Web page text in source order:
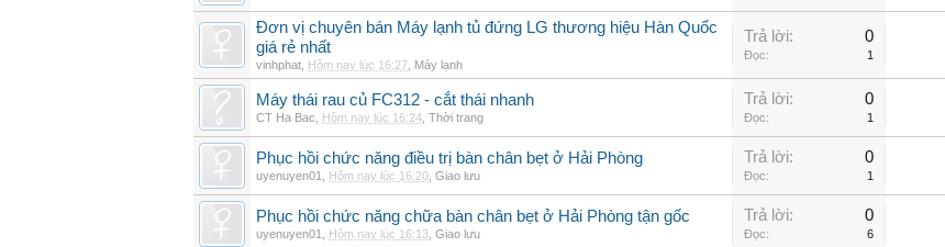
Đơn vị chuyên bán Máy lạnh tủ đứng LG thương hiệu Hàn Quốc
giá rẻ nhất
vinhphat Hôm nay lúc 16:27 Máy lạnh
Trả lời: 0
Đọc: 1
Máy thái rau củ FC312 - cắt thái nhanh
CT Ha Bac Hôm nay lúc 16:24 Thời trang
Trả lời: 0
Đọc: 1
Phục hồi chức năng điều trị bàn chân bẹt ở Hải Phòng
uyenuyen01 Hôm nay lúc 16:20 Giao lưu
Trả lời: 0
Đọc: 1
Phục hồi chức năng chữa bàn chân bẹt ở Hải Phòng tận gốc
uyenuyen01 Hôm nay lúc 16:13 Giao lưu
Trả lời: 0
Đọc: 6